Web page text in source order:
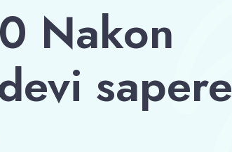
Nakon
sapere